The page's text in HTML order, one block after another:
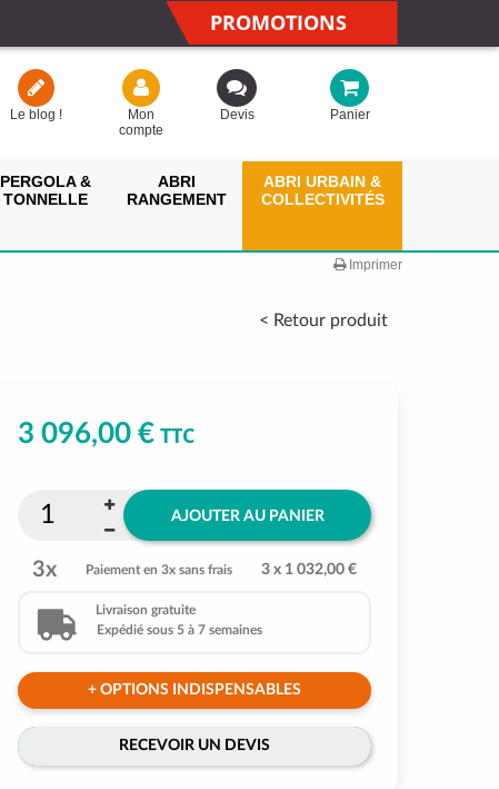
PROMOTIONS
Le blog !
Mon
compte
Devis Panier
PERGOLA &
TONNELLE
ABRI
RANGEMENT
ABRI URBAIN &
COLLECTIVITÉS
Imprimer
< Retour produit
3 096,00 €TTC
AJOUTER AU PANIER
3x Paiement en 3x sans frais 3 x 1 032,00 €
Livraison gratuite
Expédié sous 5 à 7 semaines
+ OPTIONS INDISPENSABLES
RECEVOIR UN DEVIS